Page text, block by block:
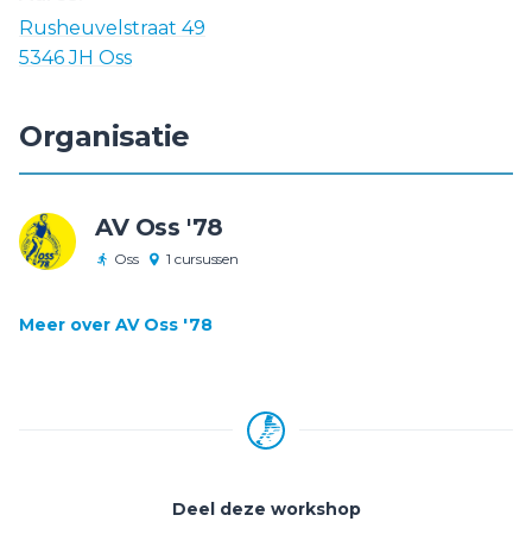
Rusheuvelstraat 49
5346 JH Oss
Organisatie
AV Oss '78
Oss 1 cursussen
Meer over AV Oss '78
Deel deze workshop